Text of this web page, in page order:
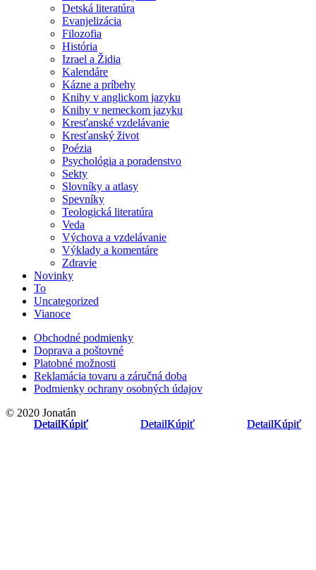
DetailKúpiť DetailKúpiť DetailKúpiť
DetailKúpiť DetailKúpiť DetailKúpiť
DetailKúpiť
Detská literatúra
Evanjelizácia
Filozofia
História
Izrael a Židia
Kalendáre
Kázne a príbehy
Knihy v anglickom jazyku
Knihy v nemeckom jazyku
Kresťanské vzdelávanie
Kresťanský život
Poézia
Psychológia a poradenstvo
Sekty
Slovníky a atlasy
Spevníky
Teologická literatúra
Veda
Výchova a vzdelávanie
Výklady a komentáre
Zdravie
Novinky
To
Uncategorized
Vianoce
Obchodné podmienky
Doprava a poštovné
Platobné možnosti
Reklamácia tovaru a záručná doba
Podmienky ochrany osobných údajov
© 2020 Jonatán